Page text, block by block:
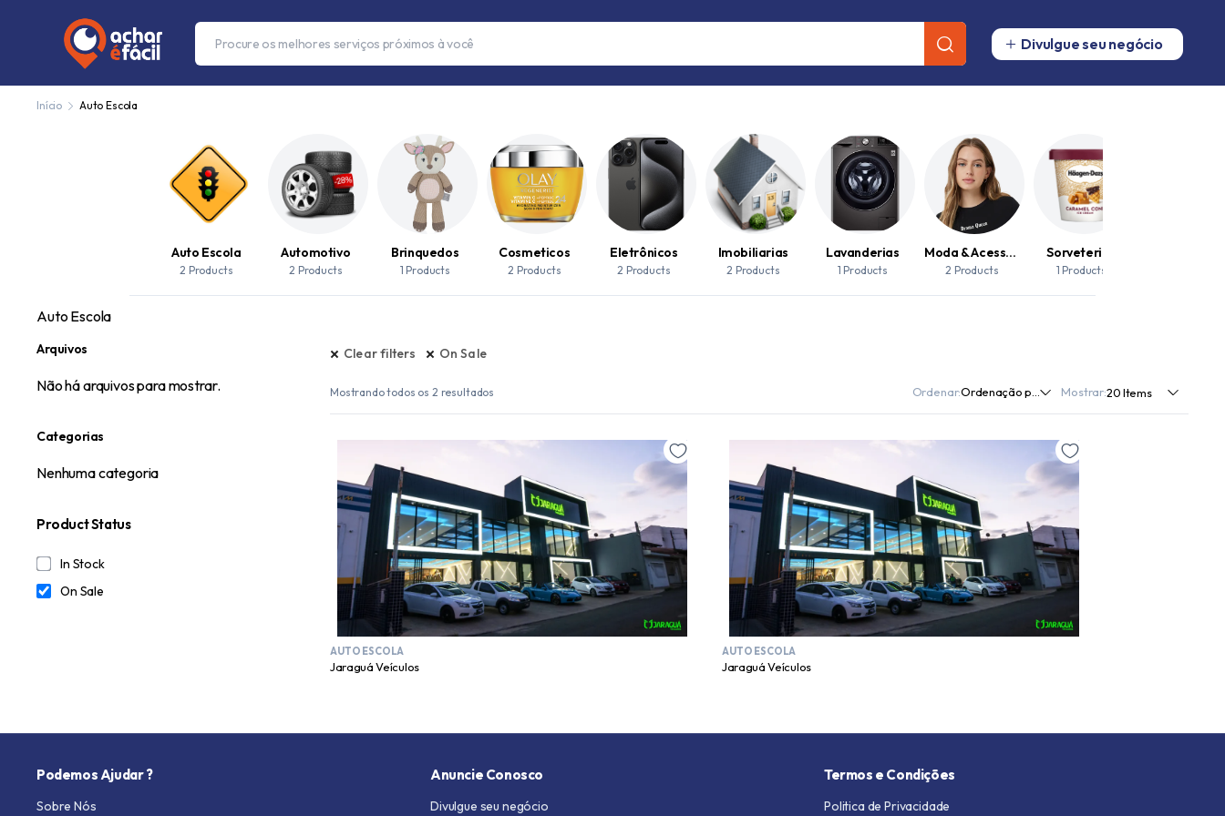
Divulgue seu negócio
Início Auto Escola
Auto Escola
2 Products
Automotivo
2 Products
Brinquedos
1 Products
Cosmeticos
2 Products
Eletrônicos
2 Products
Imobiliarias
2 Products
Lavanderias
1 Products
Moda & Acessorios
2 Products
Sorveterias
1 Products
Auto Escola
Clear filters On Sale
Mostrando todos os 2 resultados Ordenar: Mostrar:
AUTO ESCOLA
Jaraguá Veículos
AUTO ESCOLA
Jaraguá Veículos
Arquivos
Não há arquivos para mostrar.
Categorias
Nenhuma categoria
Product Status
In Stock
On Sale
Podemos Ajudar ?
Sobre Nós
Anuncie Conosco
Divulgue seu negócio
Termos e Condições
Politica de Privacidade